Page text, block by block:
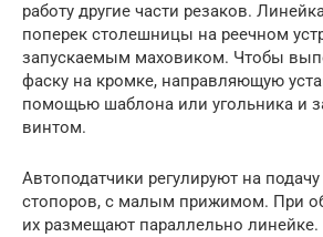
работу другие части резаков.
поперек столешницы на реечном
запускаемым маховиком. Чтобы
фаску на кромке, направляющую
помощью шаблона или угольника и
винтом.
Автоподатчики регулируют на
стопоров, с малым прижимом. При
их размещают параллельно линейке.